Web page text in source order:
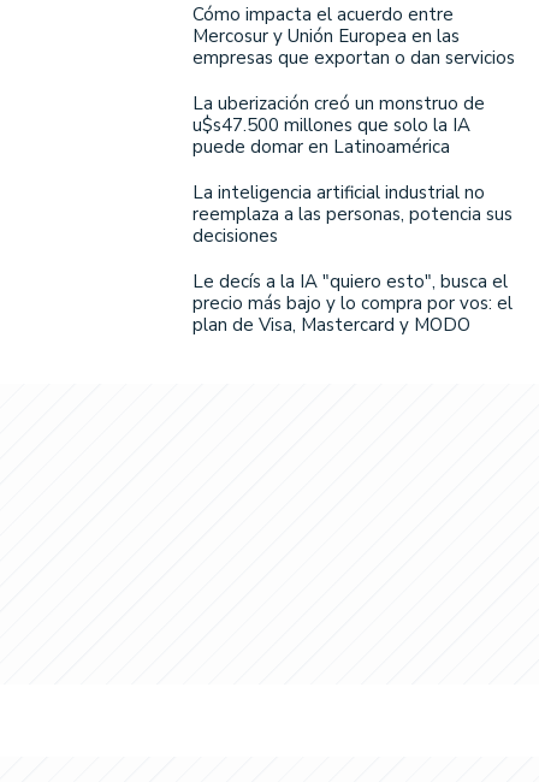
Cómo impacta el acuerdo entre
Mercosur y Unión Europea en las
empresas que exportan o dan servicios
La uberización creó un monstruo de
u$s47.500 millones que solo la IA
puede domar en Latinoamérica
La inteligencia artificial industrial no
reemplaza a las personas, potencia sus
decisiones
Le decís a la IA "quiero esto", busca el
precio más bajo y lo compra por vos: el
plan de Visa, Mastercard y MODO